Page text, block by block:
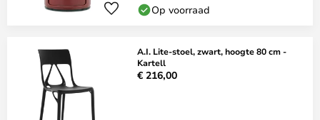
Op voorraad
A.I. Lite-stoel, zwart, hoogte 80 cm -
Kartell
€ 216,00